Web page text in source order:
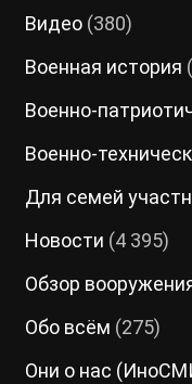
Видео(380)
Военная история
Военно-
Военно-
Для семей
Новости (4 395)
Обзор
Обо всём (275)
Они о нас